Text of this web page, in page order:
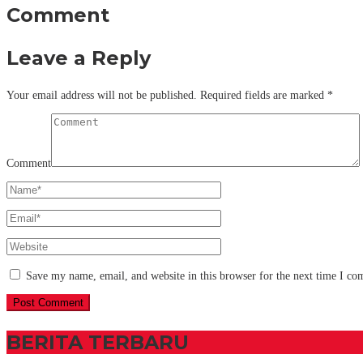
Comment
Leave a Reply
Your email address will not be published. Required fields are marked *
Comment
Save my name, email, and website in this browser for the next time I
BERITA TERBARU